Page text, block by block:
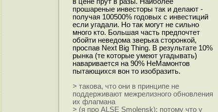
прошареные инвесторы так и делают -
получая 100500% годовых с инвестиций
если угадали. Но так могут не сильно
много кто. Большая часть предпочтет
обойти неведома зверька сторонкой,
проспав Next Big Thing. В результате 10%
рынка (те которые умеют угадывать)
наваривается на 90% НеМамонтов
пытающихся вон то изобразить.
> такова, что они в принципе не
поддерживают межрелизного обновления
их флагмана
> (я про ALSE Smolensk): потому что у